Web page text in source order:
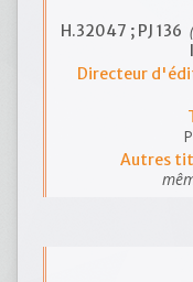
H.32047 ; PJ 136
Directeur
Autres